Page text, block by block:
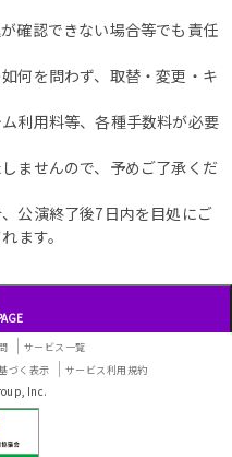
確認できない場合等でも責任
何を問わず、取替・変更・キ
利用料等、各種手数料が必要
ませんので、予めご了承くだ
公演終了後7日内を目処にご
ます。
サービス一覧
づく表示 サービス利用規約
Inc.